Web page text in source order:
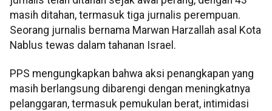
masih ditahan, termasuk tiga jurnalis perempuan.
Seorang jurnalis bernama Marwan Harzallah asal Kota
Nablus tewas dalam tahanan Israel.
PPS mengungkapkan bahwa aksi penangkapan yang
masih berlangsung dibarengi dengan meningkatnya
pelanggaran, termasuk pemukulan berat, intimidasi